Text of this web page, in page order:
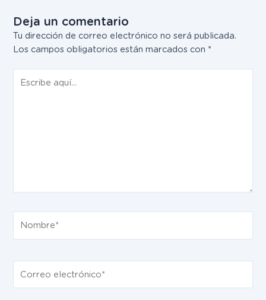
Deja un comentario
Tu dirección de correo electrónico no será publicada.
Los campos obligatorios están marcados con *
aquí...
electrónico*